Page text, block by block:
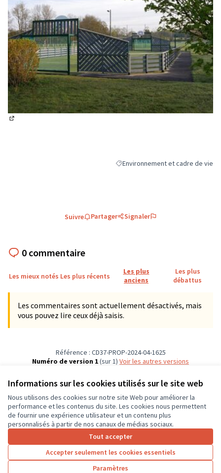
Informations sur les cookies utilisés sur le site web
Nous utilisons des cookies sur notre site Web pour améliorer la
performance et les contenus du site. Les cookies nous permettent
de fournir une expérience utilisateur et un contenu plus
personnalisés à partir de nos canaux de médias sociaux.
Tout accepter
Accepter seulement les cookies essentiels
Paramètres
Filtrer les résultats de la catégorie
Environnement et cadre de vie
Suivre Partager Signaler
0 commentaire
Les mieux notés Les plus récents
Les plus
anciens
Les plus
débattus
Les commentaires sont actuellement désactivés, mais
vous pouvez lire ceux déjà saisis.
Référence : CD37-PROP-2024-04-1625
Numéro de version 1(sur 1)
voir les autres versions
Conditions d'utilisation
Paramètres des cookies
CD37 sur X
(Lien externe)
CD37 sur Facebook
CD37 sur Instagram
CD37 sur YouTube
(Lien externe)
Licence
(Lien